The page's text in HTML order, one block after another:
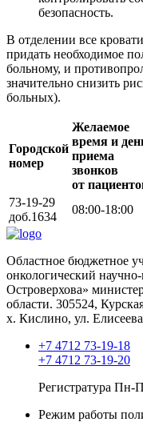
безопасность.
В отделении все
придать необходимое
больному, и
значительно снизить
больных).
Городской
номер
Желаемое
время и
приема
звонков
от
73-19-29
доб.1634
08:00-18:00
Областное бюджетное
онкологический
Островерхова»
области. 305524,
х. Кислино, ул. Елисеева
+7 4712 73-19-18
+7 4712 73-19-20
Регистратура Пн-
Режим работы